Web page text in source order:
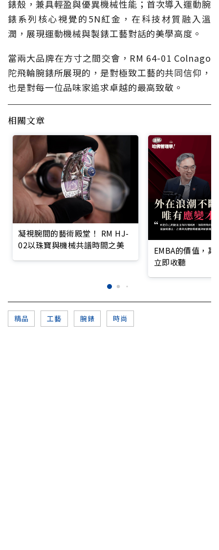
錶殼，兼具輕盈與優異機械性能；首次導入運動腕
錶系列核心視覺的5N紅金，在科技材質融入溫
潤，展現運動機械與製錶工藝對話的美學高度。
當兩大品牌在方寸之間交會，RM 64-01 Colnago
陀飛輪腕錶所展現的，是對極致工藝的共同信仰，
也是對每一位品味家追求卓越的最高致敬。
相關文章
凝視腕間的藝術殿堂！ RM HJ-
02以珠寶與機械共譜時間之美
EMBA的價值，
立即收聽
精品 工藝 腕錶 時尚